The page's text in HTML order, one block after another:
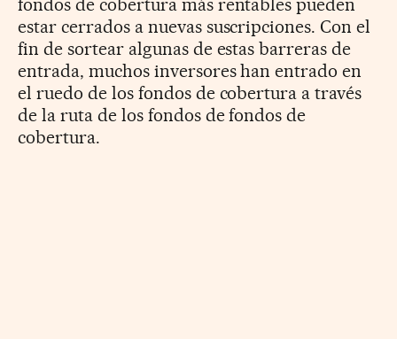
estar cerrados a nuevas suscripciones. Con el
fin de sortear algunas de estas barreras de
entrada, muchos inversores han entrado en
el ruedo de los fondos de cobertura a través
de la ruta de los fondos de fondos de
cobertura.